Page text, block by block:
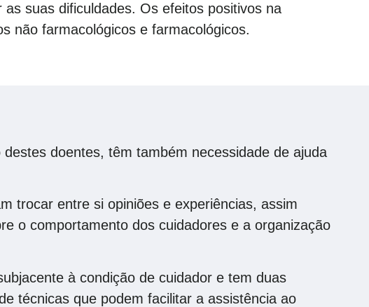
suas dificuldades. Os efeitos positivos na
não farmacológicos e farmacológicos.
doentes, têm também necessidade de ajuda
trocar entre si opiniões e experiências, assim
o comportamento dos cuidadores e a organização
à condição de cuidador e tem duas
técnicas que podem facilitar a assistência ao